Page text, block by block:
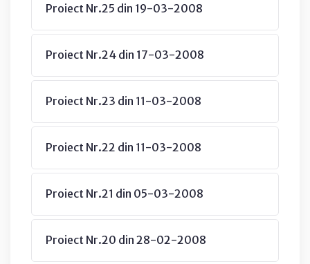
Proiect Nr.25 din 19-03-2008
Proiect Nr.24 din 17-03-2008
Proiect Nr.23 din 11-03-2008
Proiect Nr.22 din 11-03-2008
Proiect Nr.21 din 05-03-2008
Proiect Nr.20 din 28-02-2008